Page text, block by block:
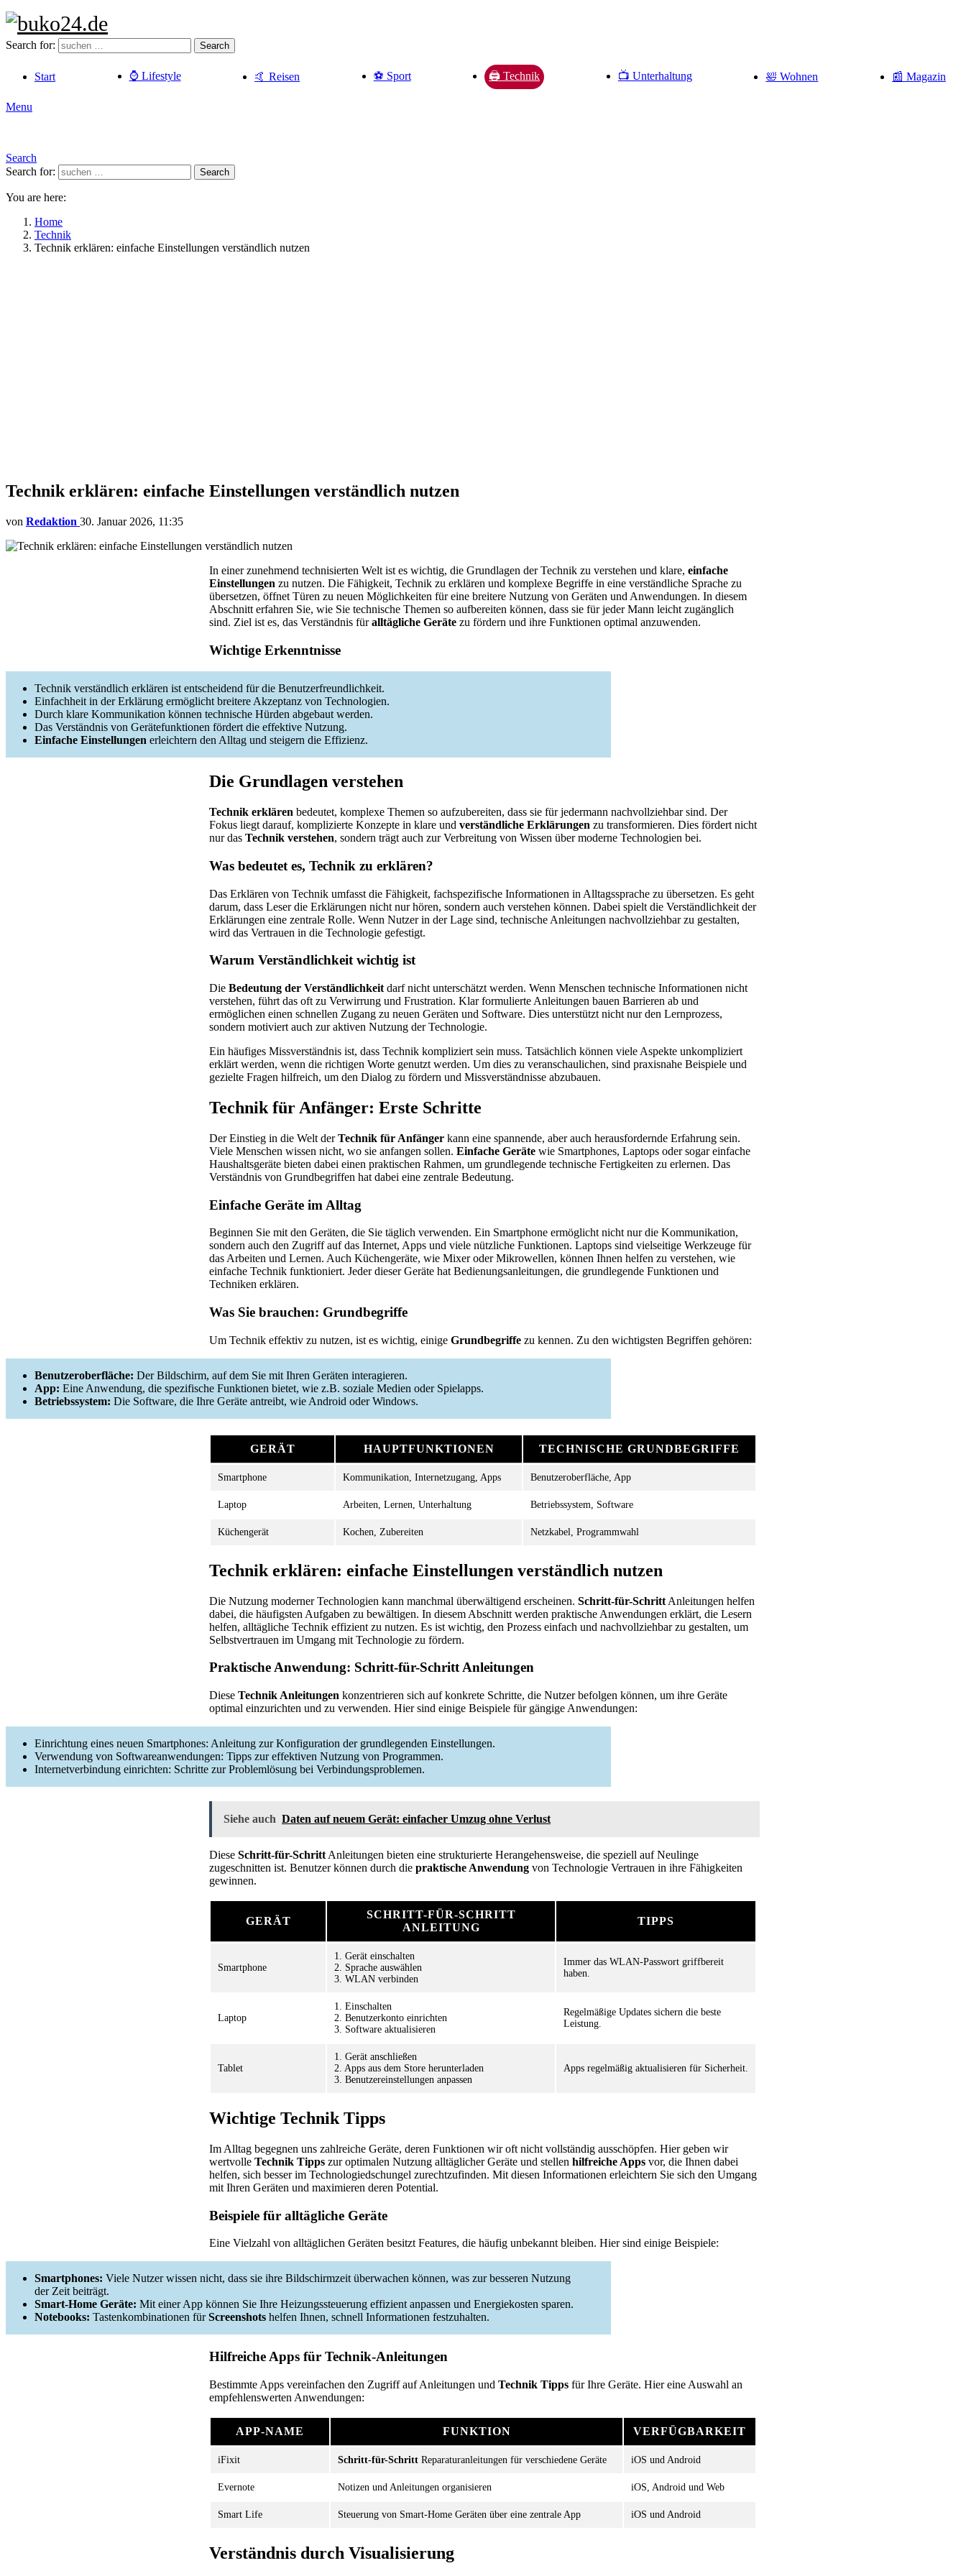
Search for: Search
Start ⌚️ Lifestyle 🤙 Reisen ⚽️ Sport 🖨️ Technik 📺 Unterhaltung 🛀 Wohnen 📰 Magazin
Menu
Search
Search for:
Search
You are here:
Home
Technik
Technik erklären: einfache Einstellungen verständlich nutzen
Technik erklären: einfache Einstellungen verständlich nutzen
von Redaktion 30. Januar 2026, 11:35
In einer zunehmend technisierten Welt ist es wichtig, die Grundlagen der Technik zu verstehen und klare, einfache
Einstellungen zu nutzen. Die Fähigkeit, Technik zu erklären und komplexe Begriffe in eine verständliche Sprache zu
übersetzen, öffnet Türen zu neuen Möglichkeiten für eine breitere Nutzung von Geräten und Anwendungen. In diesem
Abschnitt erfahren Sie, wie Sie technische Themen so aufbereiten können, dass sie für jeder Mann leicht zugänglich
sind. Ziel ist es, das Verständnis füralltägliche Geräte zu fördern und ihre Funktionen optimal anzuwenden.
Wichtige Erkenntnisse
Technik verständlich erklären ist entscheidend für die Benutzerfreundlichkeit.
Einfachheit in der Erklärung ermöglicht breitere Akzeptanz von Technologien.
Durch klare Kommunikation können technische Hürden abgebaut werden.
Das Verständnis von Gerätefunktionen fördert die effektive Nutzung.
Einfache Einstellungen erleichtern den Alltag und steigern die Effizienz.
Die Grundlagen verstehen
Technik erklären bedeutet, komplexe Themen so aufzubereiten, dass sie für jedermann nachvollziehbar sind. Der
Fokus liegt darauf, komplizierte Konzepte in klare und verständliche Erklärungen zu transformieren. Dies fördert nicht
nur das Technik verstehen, sondern trägt auch zur Verbreitung von Wissen über moderne Technologien bei.
Was bedeutet es, Technik zu erklären?
Das Erklären von Technik umfasst die Fähigkeit, fachspezifische Informationen in Alltagssprache zu übersetzen. Es geht
darum, dass Leser die Erklärungen nicht nur hören, sondern auch verstehen können. Dabei spielt die Verständlichkeit der
Erklärungen eine zentrale Rolle. Wenn Nutzer in der Lage sind, technische Anleitungen nachvollziehbar zu gestalten,
wird das Vertrauen in die Technologie gefestigt.
Warum Verständlichkeit wichtig ist
Die Bedeutung der Verständlichkeit darf nicht unterschätzt werden. Wenn Menschen technische Informationen nicht
verstehen, führt das oft zu Verwirrung und Frustration. Klar formulierte Anleitungen bauen Barrieren ab und
ermöglichen einen schnellen Zugang zu neuen Geräten und Software. Dies unterstützt nicht nur den Lernprozess,
sondern motiviert auch zur aktiven Nutzung der Technologie.
Ein häufiges Missverständnis ist, dass Technik kompliziert sein muss. Tatsächlich können viele Aspekte unkompliziert
erklärt werden, wenn die richtigen Worte genutzt werden. Um dies zu veranschaulichen, sind praxisnahe Beispiele und
gezielte Fragen hilfreich, um den Dialog zu fördern und Missverständnisse abzubauen.
Technik für Anfänger: Erste Schritte
Der Einstieg in die Welt derTechnik für Anfänger kann eine spannende, aber auch herausfordernde Erfahrung sein.
Viele Menschen wissen nicht, wo sie anfangen sollen. Einfache Geräte wie Smartphones, Laptops oder sogar einfache
Haushaltsgeräte bieten dabei einen praktischen Rahmen, um grundlegende technische Fertigkeiten zu erlernen. Das
Verständnis von Grundbegriffen hat dabei eine zentrale Bedeutung.
Einfache Geräte im Alltag
Beginnen Sie mit den Geräten, die Sie täglich verwenden. Ein Smartphone ermöglicht nicht nur die Kommunikation,
sondern auch den Zugriff auf das Internet, Apps und viele nützliche Funktionen. Laptops sind vielseitige Werkzeuge für
das Arbeiten und Lernen. Auch Küchengeräte, wie Mixer oder Mikrowellen, können Ihnen helfen zu verstehen, wie
einfache Technik funktioniert. Jeder dieser Geräte hat Bedienungsanleitungen, die grundlegende Funktionen und
Techniken erklären.
Was Sie brauchen: Grundbegriffe
Um Technik effektiv zu nutzen, ist es wichtig, einige Grundbegriffe zu kennen. Zu den wichtigsten Begriffen gehören:
Benutzeroberfläche: Der Bildschirm, auf dem Sie mit Ihren Geräten interagieren.
App: Eine Anwendung, die spezifische Funktionen bietet, wie z.B. soziale Medien oder Spielapps.
Betriebssystem: Die Software, die Ihre Geräte antreibt, wie Android oder Windows.
GERÄT HAUPTFUNKTIONEN TECHNISCHE GRUNDBEGRIFFE
Smartphone Kommunikation, Internetzugang, Apps Benutzeroberfläche, App
Laptop Arbeiten, Lernen, Unterhaltung Betriebssystem, Software
Küchengerät Kochen, Zubereiten Netzkabel, Programmwahl
Technik erklären: einfache Einstellungen verständlich nutzen
Die Nutzung moderner Technologien kann manchmal überwältigend erscheinen. Schritt-für-Schritt Anleitungen helfen
dabei, die häufigsten Aufgaben zu bewältigen. In diesem Abschnitt werden praktische Anwendungen erklärt, die Lesern
helfen, alltägliche Technik effizient zu nutzen. Es ist wichtig, den Prozess einfach und nachvollziehbar zu gestalten, um
Selbstvertrauen im Umgang mit Technologie zu fördern.
Praktische Anwendung: Schritt-für-Schritt Anleitungen
Diese Technik Anleitungen konzentrieren sich auf konkrete Schritte, die Nutzer befolgen können, um ihre Geräte
optimal einzurichten und zu verwenden. Hier sind einige Beispiele für gängige Anwendungen:
Einrichtung eines neuen Smartphones: Anleitung zur Konfiguration der grundlegenden Einstellungen.
Verwendung von Softwareanwendungen: Tipps zur effektiven Nutzung von Programmen.
Internetverbindung einrichten: Schritte zur Problemlösung bei Verbindungsproblemen.
Siehe auch Daten auf neuem Gerät: einfacher Umzug ohne Verlust
Diese Schritt-für-Schritt Anleitungen bieten eine strukturierte Herangehensweise, die speziell auf Neulinge
zugeschnitten ist. Benutzer können durch die praktische Anwendung von Technologie Vertrauen in ihre Fähigkeiten
gewinnen.
GERÄT
SCHRITT-FÜR-SCHRITT
ANLEITUNG
TIPPS
Smartphone
1. Gerät einschalten
2. Sprache auswählen
3. WLAN verbinden
Immer das WLAN-Passwort griffbereit
haben.
Laptop
1. Einschalten
2. Benutzerkonto einrichten
3. Software aktualisieren
Regelmäßige Updates sichern die beste
Leistung.
Tablet
1. Gerät anschließen
2. Apps aus dem Store herunterladen
3. Benutzereinstellungen anpassen
Apps regelmäßig aktualisieren für Sicherheit.
Wichtige Technik Tipps
Im Alltag begegnen uns zahlreiche Geräte, deren Funktionen wir oft nicht vollständig ausschöpfen. Hier geben wir
wertvolle Technik Tipps zur optimalen Nutzung alltäglicher Geräte und stellen hilfreiche Apps vor, die Ihnen dabei
helfen, sich besser im Technologiedschungel zurechtzufinden. Mit diesen Informationen erleichtern Sie sich den Umgang
mit Ihren Geräten und maximieren deren Potential.
Beispiele für alltägliche Geräte
Eine Vielzahl von alltäglichen Geräten besitzt Features, die häufig unbekannt bleiben. Hier sind einige Beispiele:
Smartphones: Viele Nutzer wissen nicht, dass sie ihre Bildschirmzeit überwachen können, was zur besseren Nutzung
der Zeit beiträgt.
Smart-Home Geräte: Mit einer App können Sie Ihre Heizungssteuerung effizient anpassen und Energiekosten sparen.
Notebooks: Tastenkombinationen fürScreenshots helfen Ihnen, schnell Informationen festzuhalten.
Hilfreiche Apps für Technik-Anleitungen
Bestimmte Apps vereinfachen den Zugriff auf Anleitungen und Technik Tipps für Ihre Geräte. Hier eine Auswahl an
empfehlenswerten Anwendungen:
APP-NAME FUNKTION VERFÜGBARKEIT
iFixit Schritt-für-Schritt Reparaturanleitungen für verschiedene Geräte iOS und Android
Evernote Notizen und Anleitungen organisieren iOS, Android und Web
Smart Life Steuerung von Smart-Home Geräten über eine zentrale App iOS und Android
Verständnis durch Visualisierung